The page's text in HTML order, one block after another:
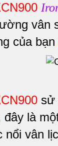
vân
của bạn
sử
đây là
nổi vân